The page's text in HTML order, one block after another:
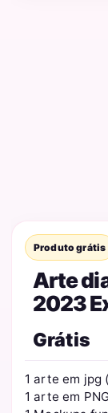
Produto grátis
Arte
2023
Grátis
1 arte em jpg
1 arte em